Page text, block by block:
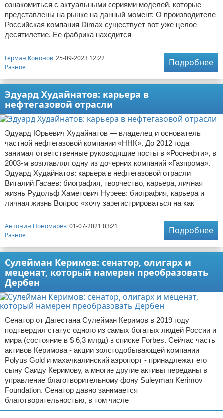
ознакомиться с актуальными сериями моделей, которые
представлены на рынке на данный момент. О производителе
Российская компания Dimax существует вот уже целое
десятилетие. Ее фабрика находится
Герман Кононов 25-09-2023 12:22
Разное
Подробнее
Эдуард Худайнатов: карьера в
нефтегазовой отрасли
Эдуард Юрьевич Худайнатов — владелец и основатель
частной нефтегазовой компании «ННК»‎. До 2012 года
занимал ответственные руководящие посты в «Роснефти», в
2003-м возглавлял одну из дочерних компаний «Газпрома»‎. ‎
Эдуард Худайнатов: карьера в нефтегазовой отрасли
Виталий Гасаев: биография, творчество, карьера, личная
жизнь Рудольф Хаметович Нуреев: биография, карьера и
личная жизнь Вопрос «хочу зарегистрироваться на как
Антонин Пономарёв 01-07-2021 03:21
Разное
Подробнее
Сулейман Керимов: сенатор, олигарх и
меценат, который намерен преобразовать
Дербен
Сенатор от Дагестана Сулейман Керимов в 2019 году
подтвердил статус одного из самых богатых людей России и
мира (состояние в $ 6,3 млрд) в списке Forbes. Сейчас часть
активов Керимова - акции золотодобывающей компании
Polyus Gold и махачкалинский аэропорт - принадлежат его
сыну Саиду Керимову, а многие другие активы переданы в
управление благотворительному фону Suleyman Kerimov
Foundation. Сенатор давно занимается
благотворительностью, в том числе